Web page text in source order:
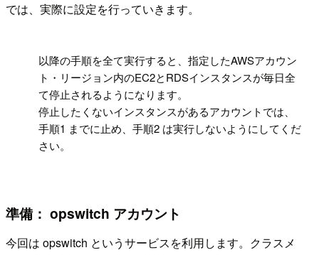
では、実際に設定を行っていきます。
以降の手順を全て実行すると、指定したAWSアカウン
ト・リージョン内のEC2とRDSインスタンスが毎日全
て停止されるようになります。
停止したくないインスタンスがあるアカウントでは、
手順1 までに止め、手順2 は実行しないようにしてくだ
さい。
準備： opswitch アカウント
今回は opswitch というサービスを利用します。クラスメ